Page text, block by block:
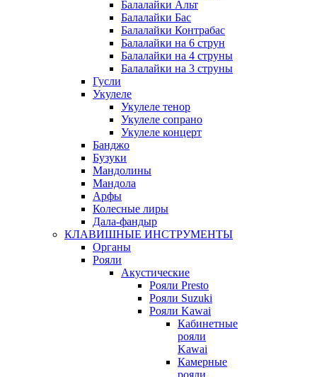
Балалайки Альт
Балалайки Бас
Балалайки Контрабас
Балалайки на 6 струн
Балалайки на 4 струны
Балалайки на 3 струны
Гусли
Укулеле
Укулеле тенор
Укулеле сопрано
Укулеле концерт
Банджо
Бузуки
Мандолины
Мандола
Арфы
Колесные лиры
Дала-фандыр
КЛАВИШНЫЕ ИНСТРУМЕНТЫ
Органы
Рояли
Акустические
Рояли Presto
Рояли Suzuki
Рояли Kawai
Кабинетные
рояли
Kawai
Камерные
рояли